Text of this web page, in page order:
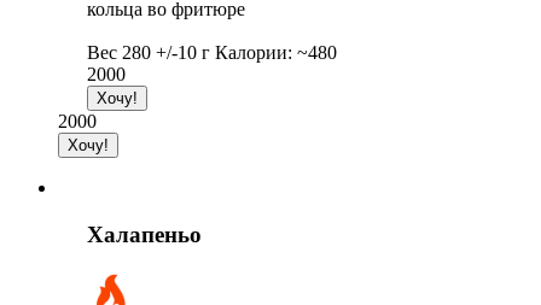
кольца во фритюре
Вес 280 +/-10 г Калории: ~480
2000
2000
Халапеньо